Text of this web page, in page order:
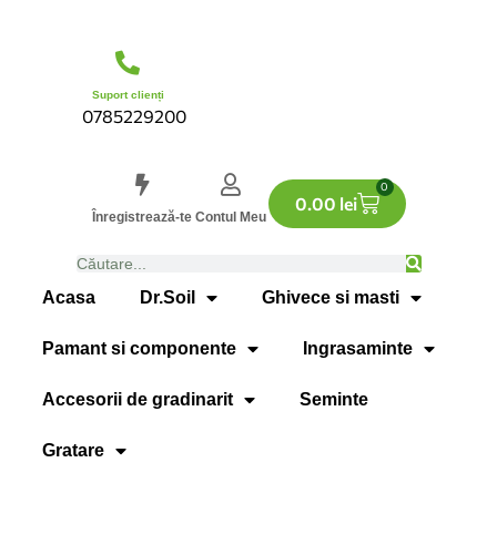
Suport clienți
0785229200
Înregistrează-te Contul Meu
0.00 lei
0
Acasa Dr.Soil Ghivece si masti
Pamant si componente Ingrasaminte
Accesorii de gradinarit Seminte
Gratare